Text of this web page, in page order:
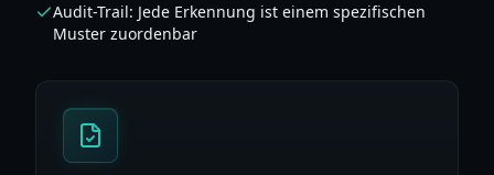
Audit-Trail: Jede Erkennung ist einem spezifischen
Muster zuordenbar